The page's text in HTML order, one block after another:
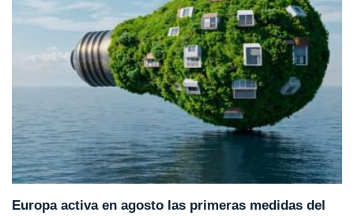
Europa activa en agosto las primeras medidas del